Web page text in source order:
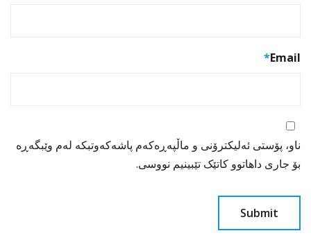
Email
*
ناو، پۆستی ئەلیکترۆنی و ماڵپەڕەکەم پاشەکەوتبکە لەم وێبگەڕە
بۆ جاری داهاتوو کاتێک تێبینیم نووسی.